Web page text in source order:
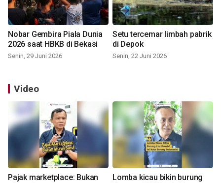
Nobar Gembira Piala Dunia
2026 saat HBKB di Bekasi
Senin, 29 Juni 2026
Setu tercemar limbah pabrik
di Depok
Senin, 22 Juni 2026
Video
Pajak marketplace: Bukan
Lomba kicau bikin burung